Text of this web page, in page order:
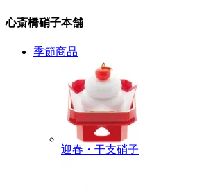
心斎橋硝子本舗
季節商品
迎春・干支硝子